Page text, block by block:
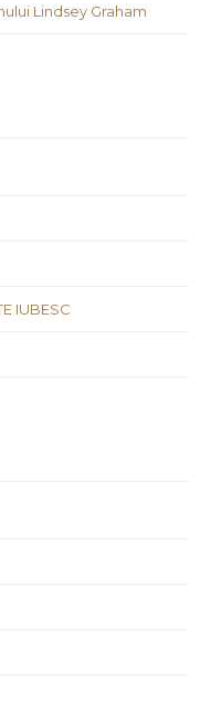
Lindsey Graham
IUBESC